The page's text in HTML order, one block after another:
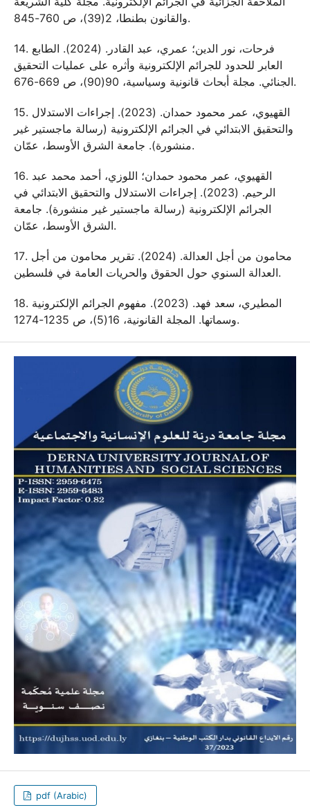
والقانون بطنطا، 2(39)، ص 760-845.
14. فرحات، نور الدين؛ عمري، عبد القادر. (2024). الطابع
العابر للحدود للجرائم الإلكترونية وأثره على عمليات التحقيق
الجنائي. مجلة أبحاث قانونية وسياسية، 90(90)، ص 669-676.
15. القهيوي، عمر محمود حمدان. (2023). إجراءات الاستدلال
والتحقيق الابتدائي في الجرائم الإلكترونية (رسالة ماجستير غير
منشورة). جامعة الشرق الأوسط، عمّان.
16. القهيوي، عمر محمود حمدان؛ اللوزي، أحمد محمد عبد
الرحيم. (2023). إجراءات الاستدلال والتحقيق الابتدائي في
الجرائم الإلكترونية (رسالة ماجستير غير منشورة). جامعة
الشرق الأوسط، عمّان.
17. محامون من أجل العدالة. (2024). تقرير محامون من أجل
العدالة السنوي حول الحقوق والحريات العامة في فلسطين.
18. المطيري، سعد فهد. (2023). مفهوم الجرائم الإلكترونية
وسماتها. المجلة القانونية، 16(5)، ص 1235-1274.
pdf (Arabic)